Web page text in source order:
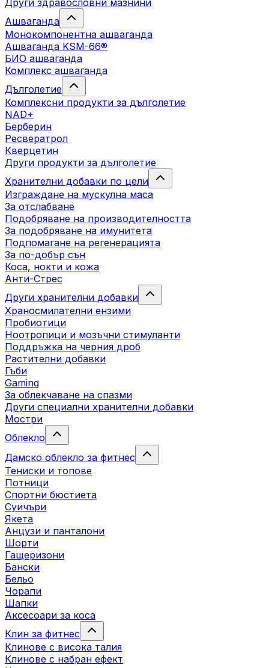
Други здравословни мазнини
Ашваганда
Монокомпонентна ашваганда
Ашваганда KSM-66®
БИО ашваганда
Комплекс ашваганда
Дълголетие
Комплексни продукти за дълголетие
NAD+
Берберин
Ресвератрол
Кверцетин
Други продукти за дълголетие
Хранителни добавки по цели
Изграждане на мускулна маса
За отслабване
Подобряване на производителността
За подобряване на имунитета
Подпомагане на регенерацията
За по-добър сън
Коса, нокти и кожа
Анти-Стрес
Други хранителни добавки
Храносмилателни ензими
Пробиотици
Ноотропици и мозъчни стимуланти
Поддръжка на черния дроб
Растителни добавки
Гъби
Gaming
За облекчаване на спазми
Други специални хранителни добавки
Мостри
Облекло
Дамско облекло за фитнес
Тениски и топове
Потници
Спортни бюстиета
Суичъри
Якета
Aнцузи и панталони
Шорти
Гащеризони
Бански
Бельо
Чорапи
Шапки
Аксесоари за коса
Клин за фитнес
Клинове с висока талия
Клинове с набран ефект